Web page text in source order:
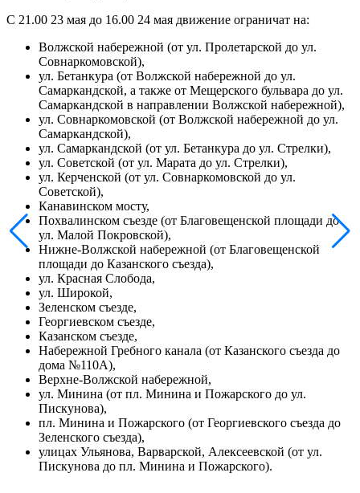
С 21.00 23 мая до 16.00 24 мая движение ограничат на:
Волжской набережной (от ул. Пролетарской до ул.
Совнаркомовской),
ул. Бетанкура (от Волжской набережной до ул.
Самаркандской, а также от Мещерского бульвара до ул.
Самаркандской в направлении Волжской набережной),
ул. Совнаркомовской (от Волжской набережной до ул.
Самаркандской),
ул. Самаркандской (от ул. Бетанкура до ул. Стрелки),
ул. Советской (от ул. Марата до ул. Стрелки),
ул. Керченской (от ул. Совнаркомовской до ул.
Советской),
Канавинском мосту,
Похвалинском съезде (от Благовещенской площади до
ул. Малой Покровской),
Нижне-Волжской набережной (от Благовещенской
площади до Казанского съезда),
ул. Красная Слобода,
ул. Широкой,
Зеленском съезде,
Георгиевском съезде,
Казанском съезде,
Набережной Гребного канала (от Казанского съезда до
дома №110А),
Верхне-Волжской набережной,
ул. Минина (от пл. Минина и Пожарского до ул.
Пискунова),
пл. Минина и Пожарского (от Георгиевского съезда до
Зеленского съезда),
улицах Ульянова, Варварской, Алексеевской (от ул.
Пискунова до пл. Минина и Пожарского).